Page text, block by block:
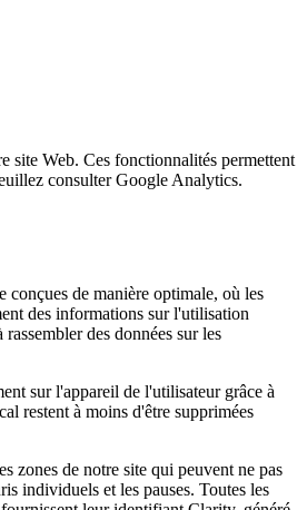
site Web. Ces fonctionnalités permettent
consulter Google Analytics.
de manière optimale, où les
des informations sur l'utilisation
des données sur les
sur l'appareil de l'utilisateur grâce à
restent à moins d'être supprimées
zones de notre site qui peuvent ne pas
individuels et les pauses. Toutes les